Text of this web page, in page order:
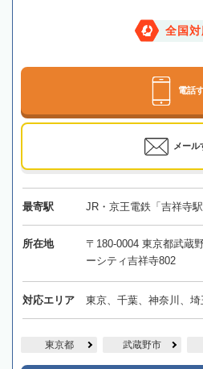
全国対
電話
メール
最寄駅 JR・京王電鉄「吉祥寺
所在地
〒180-0004 東京都武蔵
ーシティ吉祥寺802
対応エリア 東京、千葉、神奈川、
東京都 武蔵野市